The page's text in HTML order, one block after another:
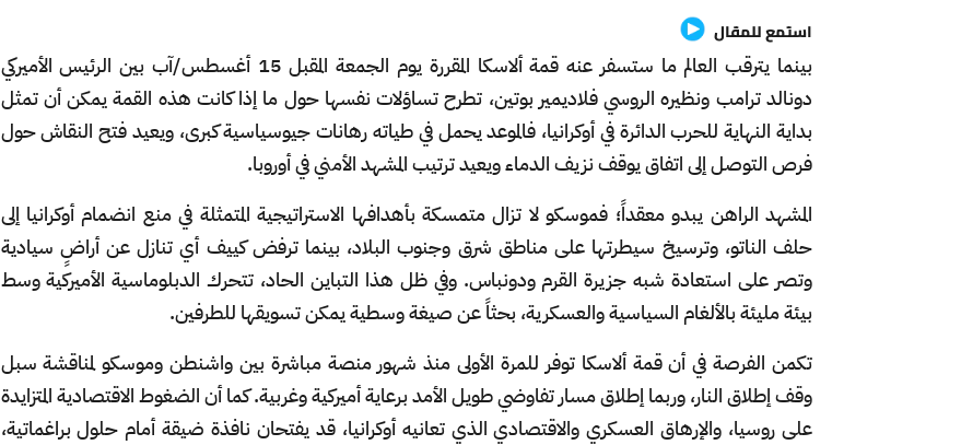
استمع للمقال
بينما يترقب العالم ما ستسفر عنه قمة ألاسكا المقررة يوم الجمعة المقبل 15 أغسطس/آب بين الرئيس الأميركي
دونالد ترامب ونظيره الروسي فلاديمير بوتين، تطرح تساؤلات نفسها حول ما إذا كانت هذه القمة يمكن أن تمثل
بداية النهاية للحرب الدائرة في أوكرانيا، فالموعد يحمل في طياته رهانات جيوسياسية كبرى، ويعيد فتح النقاش حول
فرص التوصل إلى اتفاق يوقف نزيف الدماء ويعيد ترتيب المشهد الأمني في أوروبا.
المشهد الراهن يبدو معقداً؛ فموسكو لا تزال متمسكة بأهدافها الاستراتيجية المتمثلة في منع انضمام أوكرانيا إلى
حلف الناتو، وترسيخ سيطرتها على مناطق شرق وجنوب البلاد، بينما ترفض كييف أي تنازل عن أراضٍ سيادية
وتصر على استعادة شبه جزيرة القرم ودونباس. وفي ظل هذا التباين الحاد، تتحرك الدبلوماسية الأميركية وسط
بيئة مليئة بالألغام السياسية والعسكرية، بحثاً عن صيغة وسطية يمكن تسويقها للطرفين.
تكمن الفرصة في أن قمة ألاسكا توفر للمرة الأولى منذ شهور منصة مباشرة بين واشنطن وموسكو لمناقشة سبل
وقف إطلاق النار، وربما إطلاق مسار تفاوضي طويل الأمد برعاية أميركية وغربية. كما أن الضغوط الاقتصادية المتزايدة
على روسيا، والإرهاق العسكري والاقتصادي الذي تعانيه أوكرانيا، قد يفتحان نافذة ضيقة أمام حلول براغماتية،